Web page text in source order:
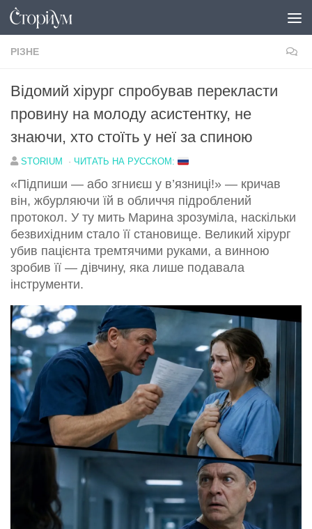
Перейти до вмісту
РІЗНЕ
Відомий хірург спробував перекласти
провину на молоду асистентку, не
знаючи, хто стоїть у неї за спиною
STORIUM · ЧИТАТЬ НА РУССКОМ:
«Підпиши — або згниєш у в’язниці!» — кричав
він, жбурляючи їй в обличчя підроблений
протокол. У ту мить Марина зрозуміла, наскільки
безвихідним стало її становище. Великий хірург
убив пацієнта тремтячими руками, а винною
зробив її — дівчину, яка лише подавала
інструменти.